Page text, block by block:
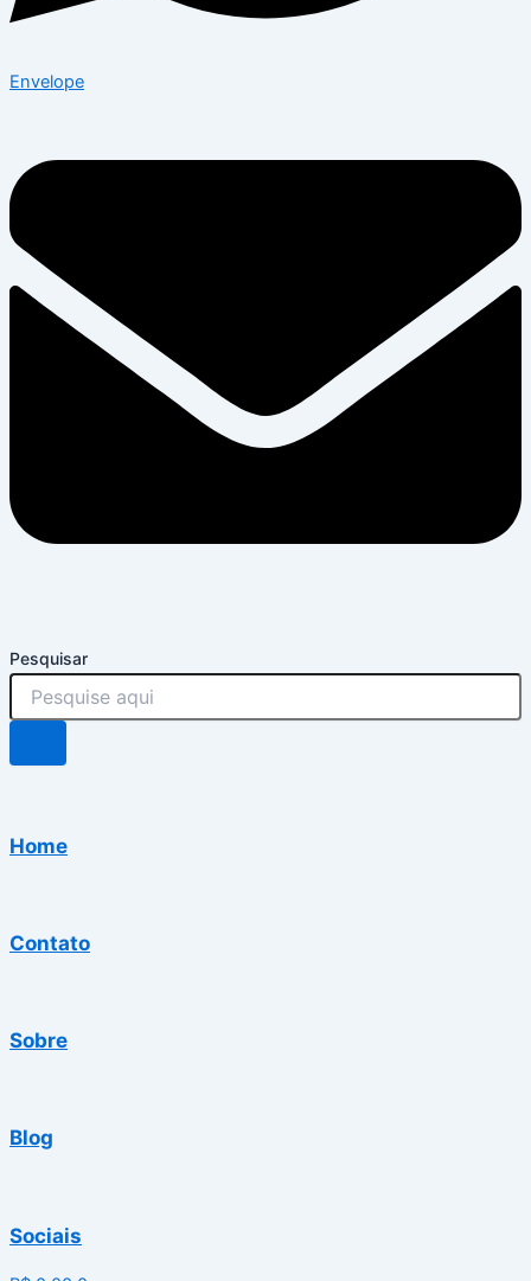
Envelope
Pesquisar
Home
Contato
Sobre
Blog
Sociais